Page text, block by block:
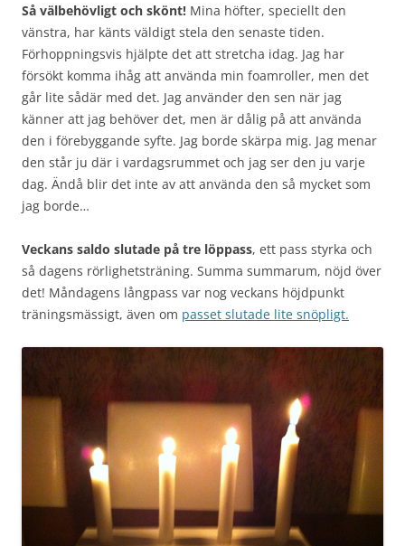
Så välbehövligt och skönt! Mina höfter, speciellt den
vänstra, har känts väldigt stela den senaste tiden.
Förhoppningsvis hjälpte det att stretcha idag. Jag har
försökt komma ihåg att använda min foamroller, men det
går lite sådär med det. Jag använder den sen när jag
känner att jag behöver det, men är dålig på att använda
den i förebyggande syfte. Jag borde skärpa mig. Jag menar
den står ju där i vardagsrummet och jag ser den ju varje
dag. Ändå blir det inte av att använda den så mycket som
jag borde…
Veckans saldo slutade på tre löppass, ett pass styrka och
så dagens rörlighetsträning. Summa summarum, nöjd över
det! Måndagens långpass var nog veckans höjdpunkt
träningsmässigt, även om passet slutade lite snöpligt.